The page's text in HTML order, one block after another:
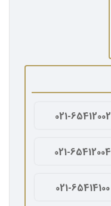
021-65412002
021-65412004
021-65414100